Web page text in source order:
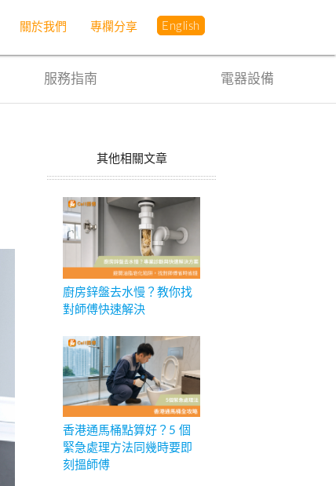
關於我們 專欄分享 English
服務指南 電器設備
其他相關文章
廚房鋅盤去水慢？教你找
對師傅快速解決
香港通馬桶點算好？5 個
緊急處理方法同幾時要即
刻搵師傅